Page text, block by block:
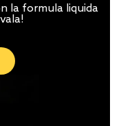
la formula liquida